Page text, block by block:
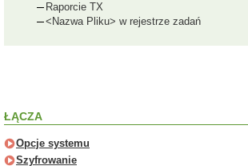
Raporcie TX
<Nazwa Pliku> w rejestrze zadań
ŁĄCZA
Opcje systemu
Szyfrowanie